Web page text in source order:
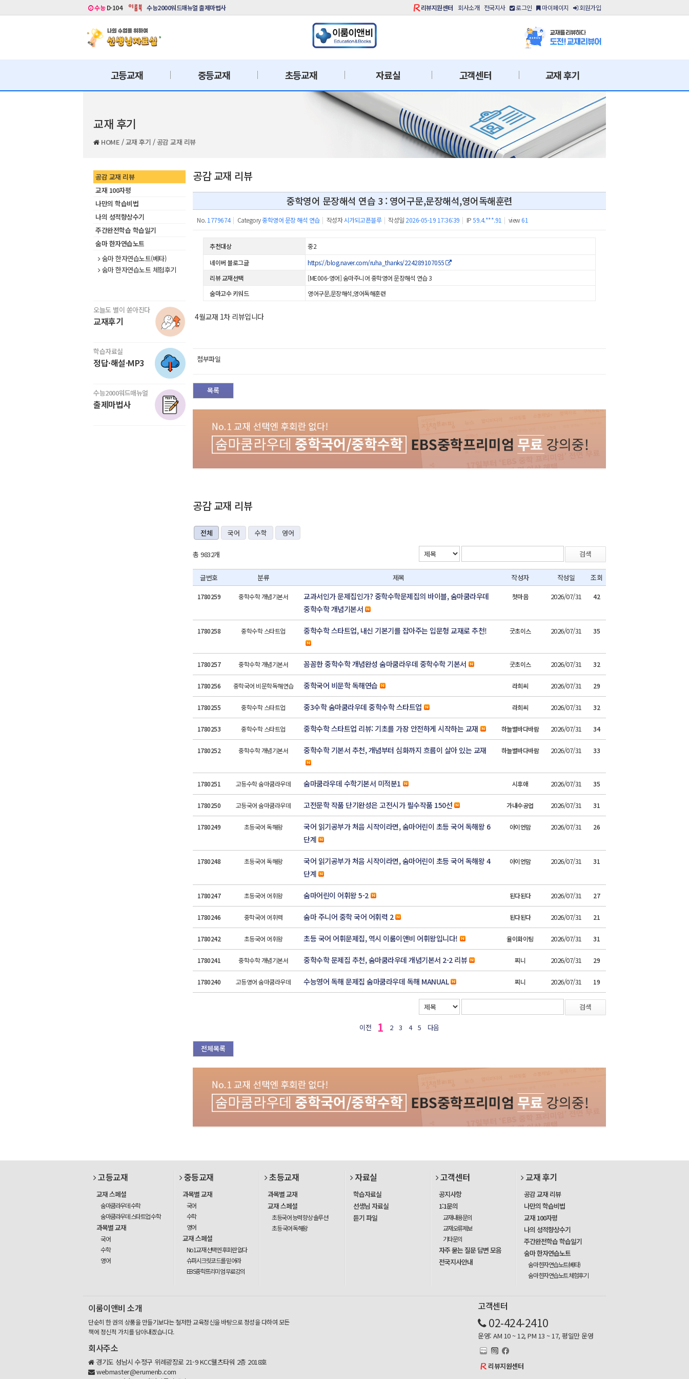
수능D-104 수능2000워드매뉴얼 출제마법사 리뷰지원센터 회사소개 전국지사 로그인 마이페이지 회원가입
고등교재 중등교재 초등교재 자료실 고객센터 교재 후기
교재 후기
HOME /교재 후기 /공감 교재 리뷰
공감 교재 리뷰
교재 100자평
나만의 학습비법
나의 성적향상수기
주간완전학습 학습일기
숨마 한자연습노트
숨마 한자연습노트(베타)
숨마 한자연습노트 체험후기
오늘도 별이 쏟아진다
교재후기
학습자료실
정답·해설·MP3
수능2000워드매뉴얼
출제마법사
공감 교재 리뷰
중학영어 문장해석 연습 3 : 영어구문,문장해석,영어독해훈련
No. 1779674 | Category중학영어 문장 해석 연습 | 작성자시가되고픈블루 | 작성일 2026-05-19 17:36:39 | IP59.4.***.91 | view61
추천대상
중2
네이버 블로그글
https://blog.naver.com/ruha_thanks/224289107055
리뷰 교재선택
[ME006-영어] 숨마주니어 중학영어 문장해석 연습 3
숨마고수 키워드
영어구문,문장해석,영어독해훈련
4월교재 1차 리뷰입니다
첨부파일
목록
공감 교재 리뷰
전체 국어 수학 영어
총 9832개 검색
글번호 분류 제목 작성자 작성일 조회
1780259 중학수학 개념기본서
교과서인가 문제집인가? 중학수학문제집의 바이블, 숨마쿰라우데
중학수학 개념기본서
첫마음 2026/07/31 42
1780258 중학수학 스타트업 중학수학 스타트업, 내신 기본기를 잡아주는 입문형 교재로 추천! 굿초이스 2026/07/31 35
1780257 중학수학 개념기본서 꼼꼼한 중학수학 개념완성 숨마쿰라우데 중학수학 기본서 굿초이스 2026/07/31 32
1780256 중학국어 비문학독해연습 중학국어 비문학 독해연습 라희씨 2026/07/31 29
1780255 중학수학 스타트업 중3수학 숨마쿰라우데 중학수학 스타트업 라희씨 2026/07/31 32
1780253 중학수학 스타트업 중학수학 스타트업 리뷰: 기초를 가장 안전하게 시작하는 교재 하늘별바다바람 2026/07/31 34
1780252 중학수학 개념기본서 중학수학 기본서 추천, 개념부터 심화까지 흐름이 살아 있는 교재 하늘별바다바람 2026/07/31 33
1780251 고등수학 숨마쿰라우데 숨마쿰라우데 수학기본서 미적분1 시후애 2026/07/31 35
1780250 고등국어 숨마쿰라우데 고전문학 작품 단기완성은 고전시가 필수작품 150선 가내수공업 2026/07/31 31
1780249 초등국어 독해왕
국어 읽기공부가 처음 시작이라면, 숨마어린이 초등 국어 독해왕 6
단계
아이언맘 2026/07/31 26
1780248 초등국어 독해왕
국어 읽기공부가 처음 시작이라면, 숨마어린이 초등 국어 독해왕 4
단계
아이언맘 2026/07/31 31
1780247 초등국어 어휘왕 숨마어린이 어휘왕 5-2 된다된다 2026/07/31 27
1780246 중학국어 어휘력 숨마 주니어 중학 국어 어휘력 2 된다된다 2026/07/31 21
1780242 초등국어 어휘왕 초등 국어 어휘문제집, 역시 이룸이앤비 어휘왕입니다! 율이화이팅 2026/07/31 31
1780241 중학수학 개념기본서 중학수학 문제집 추천, 숨마쿰라우데 개념기본서 2-2 리뷰 찌니 2026/07/31 29
1780240 고등영어 숨마쿰라우데 수능영어 독해 문제집 숨마쿰라우데 독해 MANUAL 찌니 2026/07/31 19
검색
이전 1 2 3 4 5 다음
전체목록
고등교재
교재 스페셜
숨마쿰라우데 수학
숨마쿰라우데 스타트업 수학
과목별 교재
국어
수학
영어
중등교재
과목별 교재
국어
수학
영어
교재 스페셜
No1교재 선택엔 후회란 없다
슈퍼시크릿코드를 믿어라
EBS중학프리미엄 무료강의
초등교재
과목별 교재
교재 스페셜
초등국어 능력 향상 솔루션
초등 국어 독해왕
자료실
학습자료실
선생님 자료실
듣기 파일
고객센터
공지사항
1:1문의
교재내용문의
교재오류제보
기타문의
자주 묻는 질문 답변 모음
전국지사안내
교재 후기
공감 교재 리뷰
나만의 학습비법
교재 100자평
나의 성적향상수기
주간완전학습 학습일기
숨마 한자연습노트
숨마 한자연습노트(베타)
숨마 한자연습노트 체험후기
이룸이앤비 소개
단순히 한 권의 상품을 만들기보다는 철저한 교육정신을 바탕으로 정성을 다하여 모든
책에 정신적 가치를 담아내겠습니다.
회사주소
경기도 성남시 수정구 위례광장로 21-9 KCC웰츠타워 2층 2018호
webmaster@erumenb.com
고객센터
02-424-2410
운영: AM 10 ~ 12, PM 13 ~ 17, 평일만 운영
리뷰지원센터